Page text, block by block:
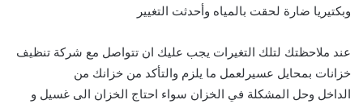
وبكتيريا ضارة لحقت بالمياه وأحدثت التغيير
عند ملاحظتك لتلك التغيرات يجب عليك ان تتواصل مع شركة تنظيف
خزانات بمحايل عسيرلعمل ما يلزم والتأكد من خزانك من
الداخل وحل المشكلة في الخزان سواء احتاج الخزان الى غسيل و